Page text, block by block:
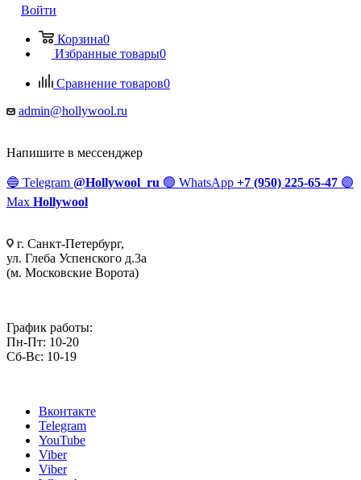
Войти
Корзина0
Избранные товары0
Сравнение товаров0
admin@hollywool.ru
Напишите в мессенджер
🔵 Telegram @Hollywool_ru 🟢 WhatsApp +7 (950) 225-65-47 🟣
Max Hollywool
г. Санкт-Петербург,
ул. Глеба Успенского д.3а
(м. Московские Ворота)
График работы:
Пн-Пт: 10-20
Сб-Вс: 10-19
Вконтакте
Telegram
YouTube
Viber
Viber